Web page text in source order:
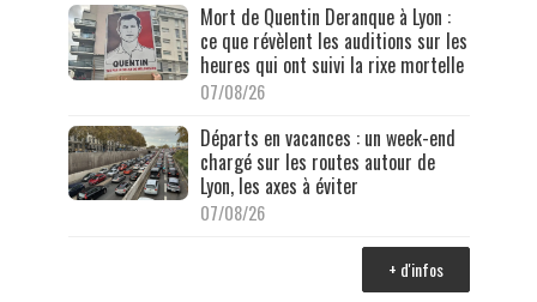
Mort de Quentin Deranque à Lyon :
ce que révèlent les auditions sur les
heures qui ont suivi la rixe mortelle
07/08/26
Départs en vacances : un week-end
chargé sur les routes autour de
Lyon, les axes à éviter
07/08/26
+ d'infos